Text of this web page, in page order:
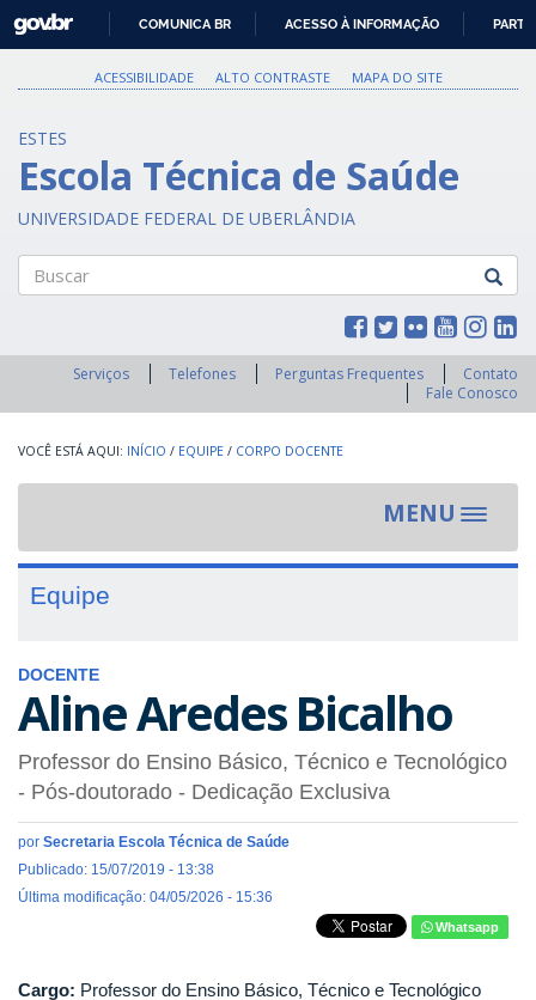
PARA
O
GOVBR
COMUNICA BR ACESSO À INFORMAÇÃO
ACESSIBILIDADE ALTO CONTRASTE MAPA DO SITE
ESTES
Escola Técnica de Saúde
UNIVERSIDADE FEDERAL DE UBERLÂNDIA
Serviços Telefones Perguntas Frequentes
Contato
Fale Conosco
INÍCIO / EQUIPE / CORPO DOCENTE
MENU
Toggle
Equipe
DOCENTE
Aline Aredes Bicalho
Professor do Ensino Básico, Técnico e Tecnológico
- Pós-doutorado - Dedicação Exclusiva
por Secretaria Escola Técnica de Saúde
Publicado: 15/07/2019 - 13:38
Última modificação: 04/05/2026 - 15:36
Whatsapp
Cargo: Professor do Ensino Básico, Técnico e Tecnológico